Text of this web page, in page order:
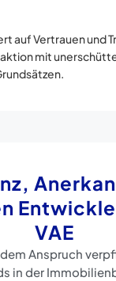
auf Vertrauen und
mit
VAE
Anspruch
in der